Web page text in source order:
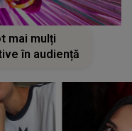
mai mulți
în audiență